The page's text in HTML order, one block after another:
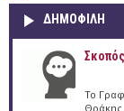
ΔΗΜΟΦΙΛΗ
Σκοπός
Το
Θράκης...